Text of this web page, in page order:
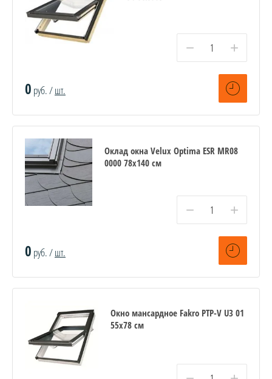
− +
0 руб. /шт.
Оклад окна Velux Optima ESR MR08
0000 78х140 см
− +
0 руб. /шт.
Окно мансардное Fakro PTP-V U3 01
55х78 см